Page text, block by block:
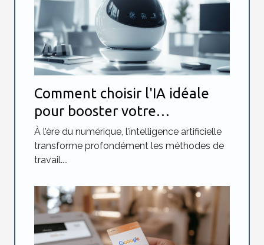
Comment choisir l'IA idéale
pour booster votre
productivité?
À l’ère du numérique, l’intelligence artificielle
transforme profondément les méthodes de
travail....